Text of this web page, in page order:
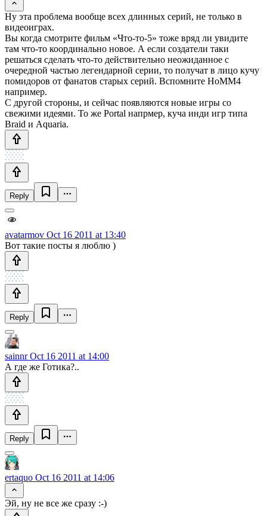
Ну эта проблема вообще всех длинных серий, не только в
видеоиграх.
Вы когда смотрите фильм «Что-то-5» тоже вряд ли увидите
там что-то координально новое. А если создатели таки
решаться сделать что-то действительно неожиданное с
очередной частью легендарной серии, то получат в лицо кучу
помидоров от фанатов старых серий. Вспомните HoMM4
например.
С другой стороны, и сейчас появляются новые игры со
свежими идеями. То же Portal напрмер, куча инди игр типа
Braid и Aquaria.
Reply
avatarmov Oct 16 2011 at 13:40
Вот такие посты я люблю )
Reply
sainnrOct 16 2011 at 14:00
А где же Готика?..
Reply
ertaquo Oct 16 2011 at 14:06
Эй, ну не все же сразу :-)